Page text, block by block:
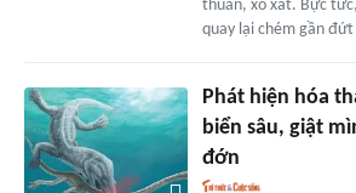
thuẫn, xô xát. Bực
quay lại chém gần đứt
Phát hiện hóa
biển sâu, giật
đớn